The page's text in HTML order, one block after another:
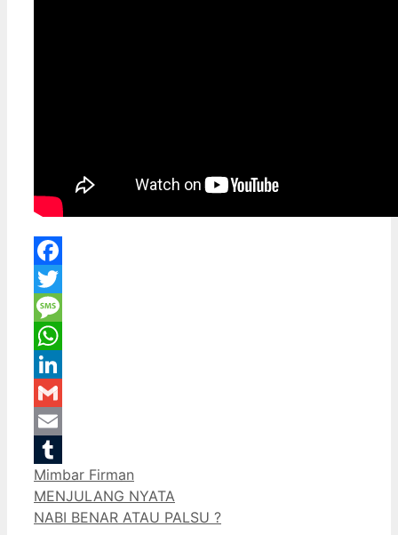
Facebook
Twitter
Message
WhatsApp
LinkedIn
Gmail
Email
Tumblr
Categories
Mimbar Firman
MENJULANG NYATA
NABI BENAR ATAU PALSU ?